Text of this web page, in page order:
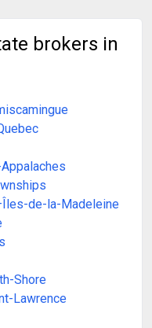
brokers in
de-la-Madeleine
Shore
Lawrence